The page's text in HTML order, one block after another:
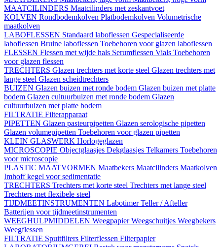
MAATCILINDERS Maatcilinders met zeskantvoet
KOLVEN Rondbodemkolven Platbodemkolven Volumetrische
maatkolven
LABOFLESSEN Standaard laboflessen Gespecialiseerde
laboflessen Bruine laboflessen Toebehoren voor glazen laboflessen
FLESSEN Flessen met wijde hals Serumflessen Vials Toebehoren
voor glazen flessen
TRECHTERS Glazen trechters met korte steel Glazen trechters met
lange steel Glazen scheidtrechters
BUIZEN Glazen buizen met ronde bodem Glazen buizen met platte
bodem Glazen cultuurbuizen met ronde bodem Glazen
cultuurbuizen met platte bodem
FILTRATIE Filterapparaat
PIPETTEN Glazen pasteurpipetten Glazen serologische pipetten
Glazen volumepipetten Toebehoren voor glazen pipetten
KLEIN GLASWERK Horlogeglazen
MICROSCOPIE Objectglaasjes Dekglaasjes Telkamers Toebehoren
voor microscopie
PLASTIC MAATVORMEN Maatbekers Maatcilinders Maatkolven
Imhoff kegel voor sedimentatie
TRECHTERS Trechters met korte steel Trechters met lange steel
Trechters met flexibele steel
TIJDMEETINSTRUMENTEN LabotimerTeller / Afteller
Batterijen voor tijdmeetinstrumenten
WEEGHULPMIDDELEN WeegpapierWeegschuitjes Weegbekers
Weegflessen
FILTRATIE Spuitfilters Filterflessen Filterpapier